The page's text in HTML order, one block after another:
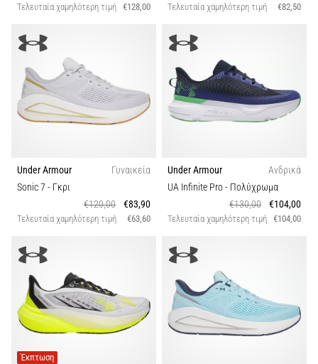
Δρομέα:
Αίτια,
Αντιμετώπιση
και
Πρόληψη
Το
γόνατο
(runner's
knee),
και
σύνδρομο
λαγονοκνημιαίας
ταινίας
(ITBS),
είναι
ένα
συχνό…
Τελευταία χαμηλότερη τιμή €128,00 Τελευταία χαμηλότερη τιμή €82,50
Under Armour
Γυναικεία
Sonic 7 - Γκρι
€120,00
€83,90
Τελευταία χαμηλότερη τιμή €63,60
Under Armour
Ανδρικά
UA Infinite Pro- Πολύχρωμα
€130,00
€104,00
Τελευταία χαμηλότερη τιμή €104,00
Έκπτωση